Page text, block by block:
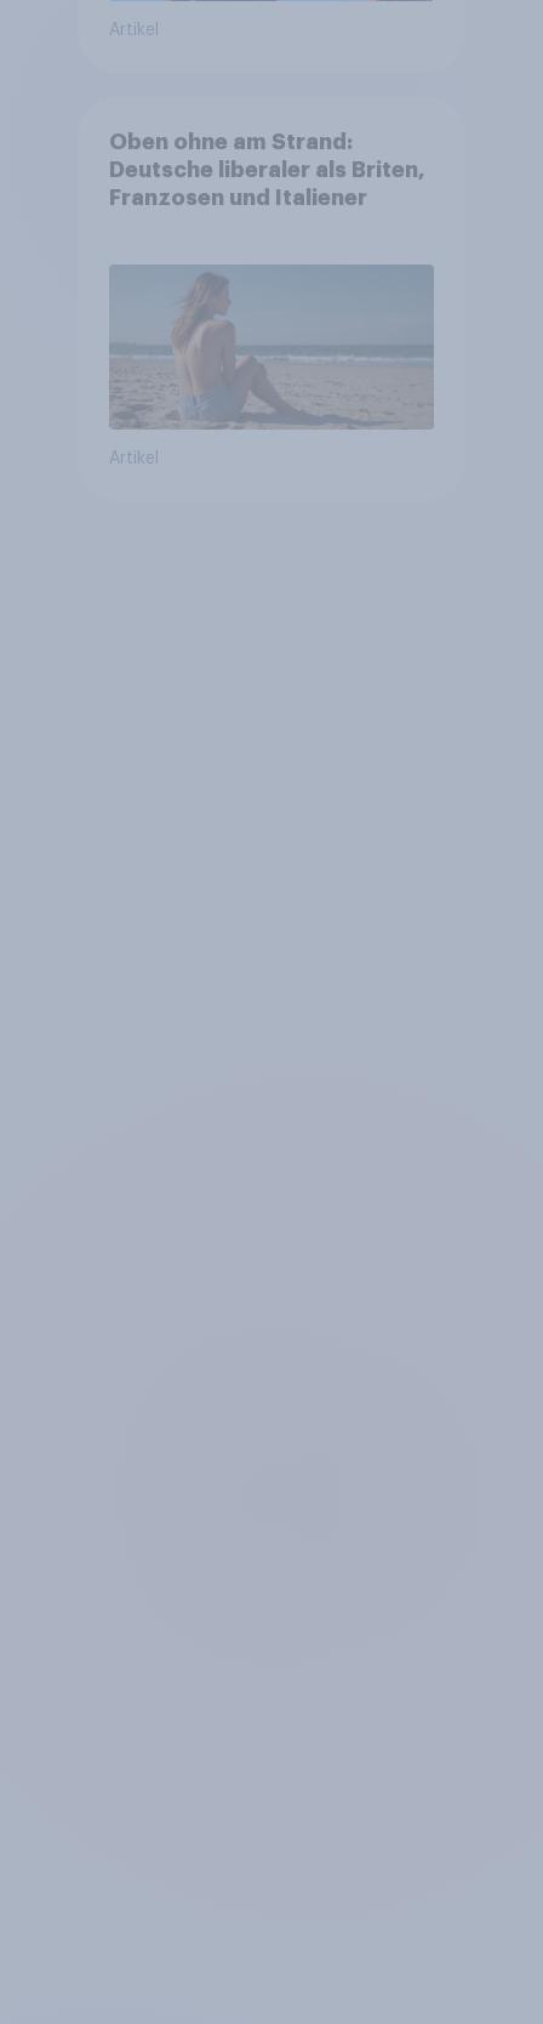
Artikel
Oben ohne am Strand:
Deutsche liberaler als Briten,
Franzosen und Italiener
Artikel